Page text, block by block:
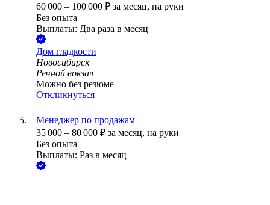
60 000 – 100 000 ₽ за месяц, на руки
Без опыта
Выплаты: Два раза в месяц
Дом гладкости
Новосибирск
Речной вокзал
Можно без резюме
Откликнуться
Менеджер по продажам
35 000 – 80 000 ₽ за месяц, на руки
Без опыта
Выплаты: Раз в месяц